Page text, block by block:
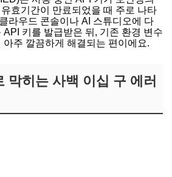
효기간이 만료되었을 때 주로 나타
라우드 콘솔이나 AI 스튜디오에 다
키를 발급받은 뒤, 기존 환경 변수
아주 깔끔하게 해결되는 편이에요.
막히는 사백 이십 구 에러